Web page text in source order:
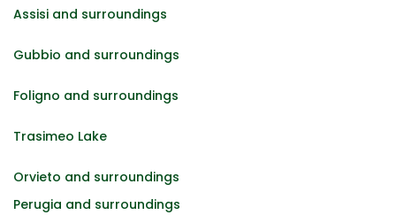
Assisi and surroundings
Gubbio and surroundings
Foligno and surroundings
Trasimeo Lake
Orvieto and surroundings
Perugia and surroundings